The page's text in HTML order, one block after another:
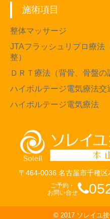
施術項目
整体マッサージ
JTAフラッシュリプロ療法
整）
ＤＲＴ療法（背骨、骨盤の
ハイボルテージ電気療法
ハイボルテージ電気療法
〒464-0036 名古屋市千種区
ご予約・
お問い合せ
© 2017 ソレイユ